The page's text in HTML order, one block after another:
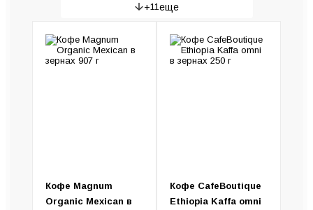
Рожковые кофеварки
Кофемашины Кофемолки
+11 еще
Кофе Magnum
Organic Mexican в
Кофе CafeBoutique
Ethiopia Kaffa omni